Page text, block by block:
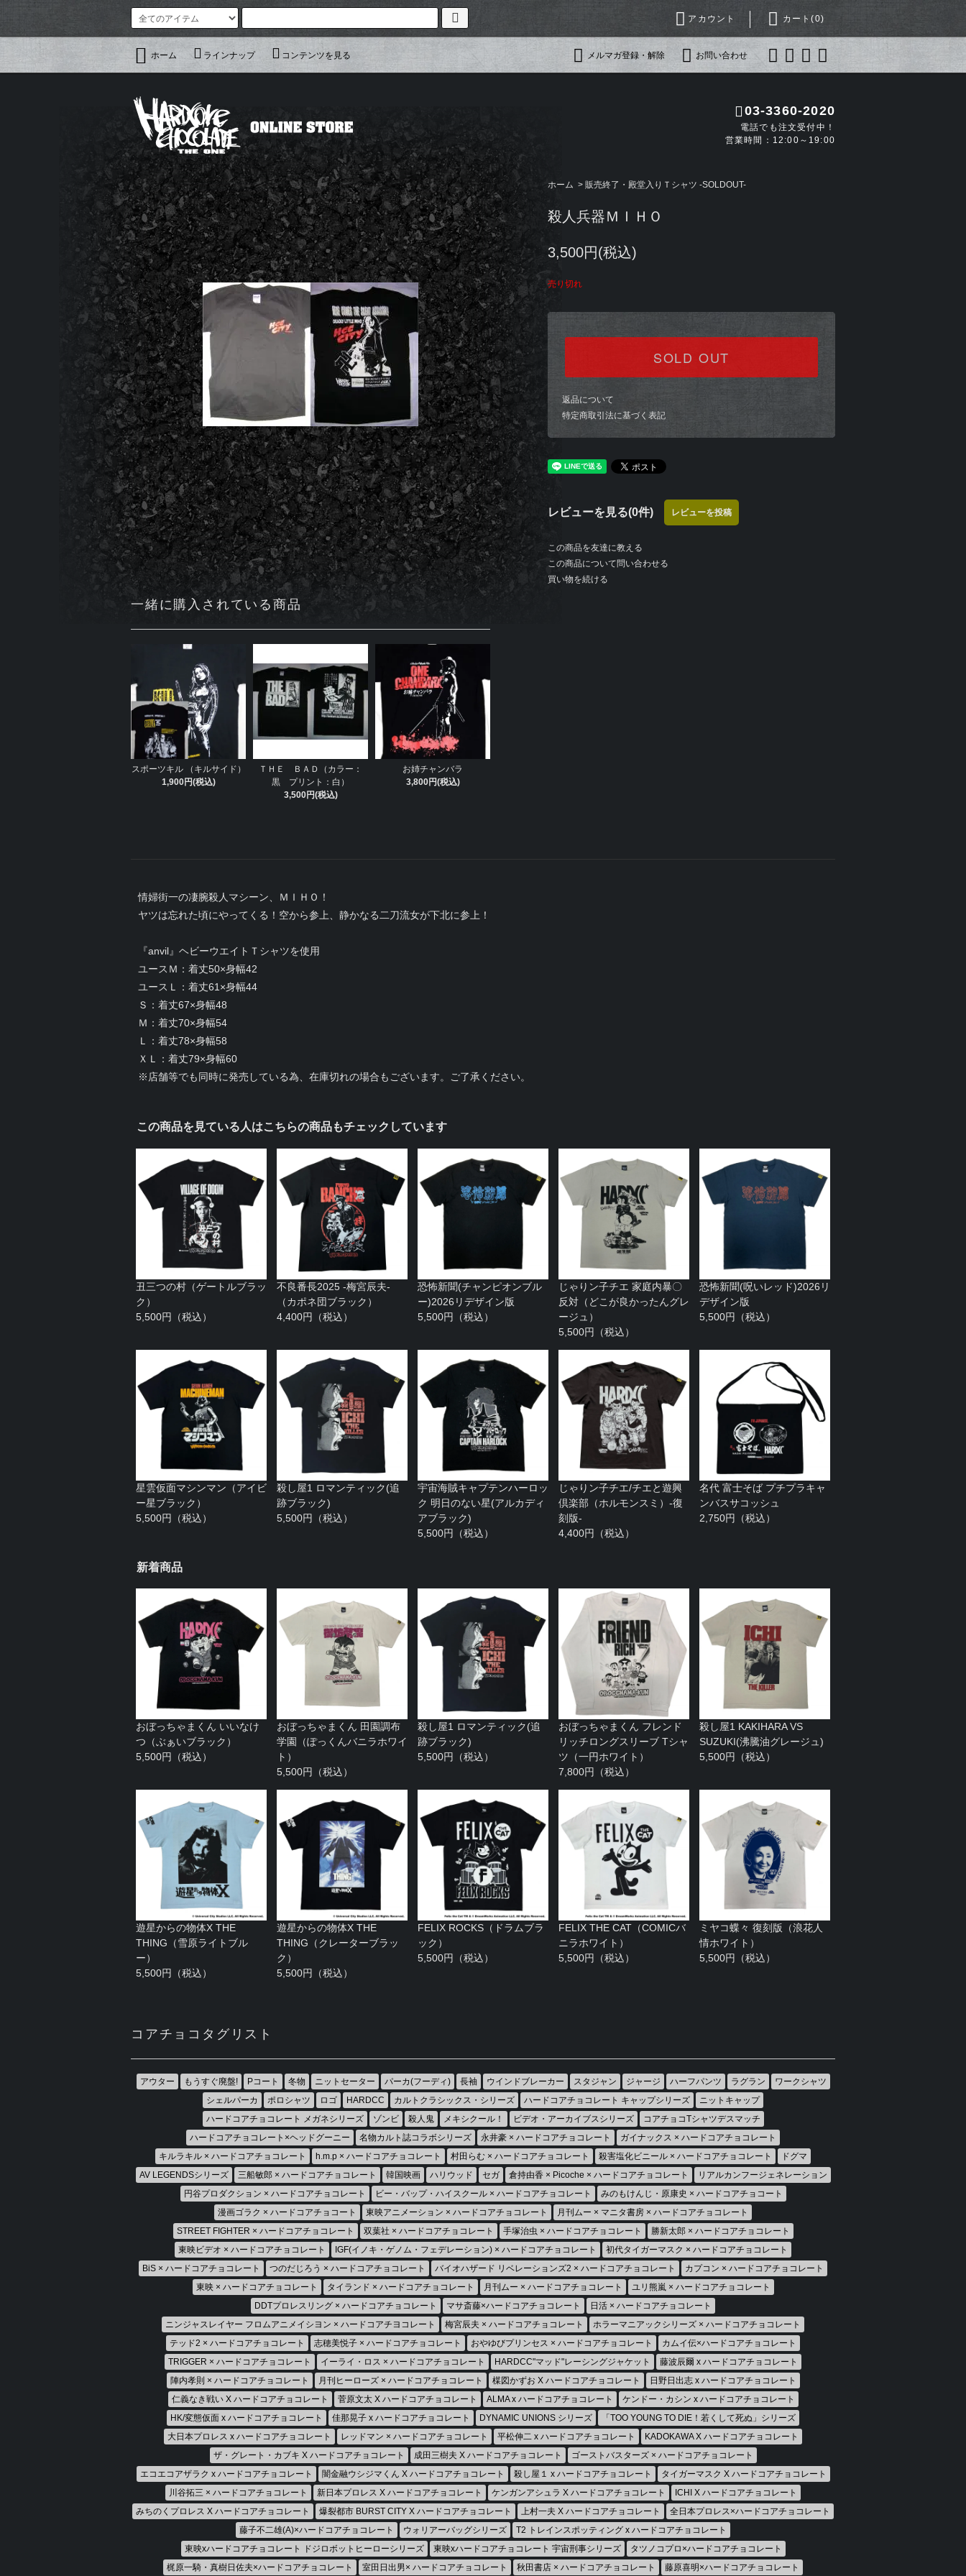
アカウント カート(0)
ホーム ラインナップ コンテンツを見る メルマガ登録・解除 お問い合わせ
03-3360-2020
電話でも注文受付中！
営業時間：12:00～19:00
一緒に購入されている商品
スポーツキル （キルサイド）
1,900円(税込)
ＴＨＥ ＢＡＤ（カラー：
黒 プリント：白）
3,500円(税込)
お姉チャンバラ
3,800円(税込)
ホーム > 販売終了・殿堂入りＴシャツ -SOLDOUT-
殺人兵器ＭＩＨＯ
3,500円(税込)
売り切れ
SOLD OUT
返品について
特定商取引法に基づく表記
レビューを見る(0件) レビューを投稿
この商品を友達に教える
この商品について問い合わせる
買い物を続ける
情婦街一の凄腕殺人マシーン、ＭＩＨＯ！
ヤツは忘れた頃にやってくる！空から参上、静かなる二刀流女が下北に参上！
『anvil』ヘビーウエイトＴシャツを使用
ユースＭ：着丈50×身幅42
ユースＬ：着丈61×身幅44
Ｓ：着丈67×身幅48
Ｍ：着丈70×身幅54
Ｌ：着丈78×身幅58
ＸＬ：着丈79×身幅60
※店舗等でも同時に発売している為、在庫切れの場合もございます。ご了承ください。
この商品を見ている人はこちらの商品もチェックしています
丑三つの村（ゲートルブラッ
ク）
5,500円（税込）
不良番長2025 -梅宮辰夫-
（カポネ団ブラック）
4,400円（税込）
恐怖新聞(チャンピオンブル
ー)2026リデザイン版
5,500円（税込）
じゃりン子チエ 家庭内暴〇
反対（どこが良かったんグレ
ージュ）
5,500円（税込）
恐怖新聞(呪いレッド)2026リ
デザイン版
5,500円（税込）
星雲仮面マシンマン（アイビ
ー星ブラック）
5,500円（税込）
殺し屋1 ロマンティック(追
跡ブラック)
5,500円（税込）
宇宙海賊キャプテンハーロッ
ク 明日のない星(アルカディ
アブラック)
5,500円（税込）
じゃりン子チエ/チエと遊興
倶楽部（ホルモンスミ）-復
刻版-
4,400円（税込）
名代 富士そば プチプラキャ
ンバスサコッシュ
2,750円（税込）
新着商品
おぼっちゃまくん いいなけ
つ（ぶぁいブラック）
5,500円（税込）
おぼっちゃまくん 田園調布
学園（ぽっくんバニラホワイ
ト）
5,500円（税込）
殺し屋1 ロマンティック(追
跡ブラック)
5,500円（税込）
おぼっちゃまくん フレンド
リッチロングスリーブ Tシャ
ツ（一円ホワイト）
7,800円（税込）
殺し屋1 KAKIHARA VS
SUZUKI(沸騰油グレージュ)
5,500円（税込）
遊星からの物体X THE
THING（雪原ライトブル
ー）
5,500円（税込）
遊星からの物体X THE
THING（クレーターブラッ
ク）
5,500円（税込）
FELIX ROCKS（ドラムブラ
ック）
5,500円（税込）
FELIX THE CAT（COMICバ
ニラホワイト）
5,500円（税込）
ミヤコ蝶々 復刻版（浪花人
情ホワイト）
5,500円（税込）
コアチョコタグリスト
アウター もうすぐ廃盤! Pコート 冬物 ニットセーター パーカ(フーディ) 長袖 ウインドブレーカー スタジャン ジャージ ハーフパンツ ラグラン
ワークシャツ
シェルパーカ
ポロシャツ ロゴ HARDCC カルトクラシックス・シリーズ ハードコアチョコレート キャップシリーズ
ニットキャップ
ハードコアチョコレート メガネシリーズ
ゾンビ 殺人鬼 メキシクール！ ビデオ・アーカイブスシリーズ
コアチョコTシャツデスマッチ
ハードコアチョコレート×ヘッドグーニー
名物カルト誌コラボシリーズ 永井豪 × ハードコアチョコレート
ガイナックス × ハードコアチョコレート
キルラキル × ハードコアチョコレート
h.m.p × ハードコアチョコレート 村田らむ × ハードコアチョコレート 殺害塩化ビニール × ハードコアチョコレート
ドグマ
AV LEGENDSシリーズ
三船敏郎 × ハードコアチョコレート 韓国映画 ハリウッド セガ 倉持由香 × Picoche × ハードコアチョコレート
リアルカンフージェネレーション
円谷プロダクション × ハードコアチョコレート
ビー・バップ・ハイスクール × ハードコアチョコレート
みのもけんじ・原康史 × ハードコアチョコート
漫画ゴラク × ハードコアチョコート
東映アニメーション × ハードコアチョコレート
月刊ムー × マニタ書房 × ハードコアチョコレート
STREET FIGHTER × ハードコアチョコレート
双葉社 × ハードコアチョコレート 手塚治虫 × ハードコアチョコレート
勝新太郎 × ハードコアチョコレート
東映ビデオ × ハードコアチョコレート
IGF(イノキ・ゲノム・フェデレーション) × ハードコアチョコレート
初代タイガーマスク × ハードコアチョコレート
BiS × ハードコアチョコレート
つのだじろう × ハードコアチョコレート バイオハザード リベレーションズ2 × ハードコアチョコレート
カプコン × ハードコアチョコレート
東映 × ハードコアチョコレート
タイランド × ハードコアチョコレート 月刊ムー × ハードコアチョコレート
ユリ熊嵐 × ハードコアチョコレート
DDTプロレスリング × ハードコアチョコレート
マサ斎藤×ハードコアチョコレート
日活 × ハードコアチョコレート
ニンジャスレイヤー フロムアニメイシヨン × ハードコアチヨコレート
梅宮辰夫 × ハードコアチョコレート
ホラーマニアックシリーズ × ハードコアチョコレート
テッド2 × ハードコアチョコレート
志穂美悦子 × ハードコアチョコレート おやゆびプリンセス × ハードコアチョコレート
カムイ伝×ハードコアチョコレート
TRIGGER × ハードコアチョコレート
イーライ・ロス × ハードコアチョコレート HARDCC"マッド"レーシングジャケット
藤波辰爾 x ハードコアチョコレート
陣内孝則 × ハードコアチョコレート
月刊ヒーローズ × ハードコアチョコレート 楳図かずお X ハードコアチョコレート
日野日出志 x ハードコアチョコレート
仁義なき戦い X ハードコアチョコレート
菅原文太 X ハードコアチョコレート ALMA x ハードコアチョコレート
ケンドー・カシン x ハードコアチョコレート
HK/変態仮面 x ハードコアチョコレート
佳那晃子 x ハードコアチョコレート DYNAMIC UNIONS シリーズ
「TOO YOUNG TO DIE！若くして死ぬ」シリーズ
大日本プロレス x ハードコアチョコレート
レッドマン × ハードコアチョコレート 平松伸二 x ハードコアチョコレート
KADOKAWA X ハードコアチョコレート
ザ・グレート・カブキ X ハードコアチョコレート
成田三樹夫 X ハードコアチョコレート
ゴーストバスターズ × ハードコアチョコレート
エコエコアザラク x ハードコアチョコレート
闇金融ウシジマくん X ハードコアチョコレート 殺し屋１ x ハードコアチョコレート
タイガーマスク X ハードコアチョコレート
川谷拓三 × ハードコアチョコレート
新日本プロレス X ハードコアチョコレート ケンガンアシュラ X ハードコアチョコレート
ICHI X ハードコアチョコレート
みちのくプロレス X ハードコアチョコレート
爆裂都市 BURST CITY X ハードコアチョコレート 上村一夫 X ハードコアチョコレート
全日本プロレス×ハードコアチョコレート
藤子不二雄(A)×ハードコアチョコレート
ウォリアーバッグシリーズ
T2 トレインスポッティング x ハードコアチョコレート
東映xハードコアチョコレート ドジロボットヒーローシリーズ
東映xハードコアチョコレート 宇宙刑事シリーズ
タツノコプロ×ハードコアチョコレート
梶原一騎・真樹日佐夫×ハードコアチョコレート
室田日出男× ハードコアチョコレート 秋田書店 × ハードコアチョコレート 藤原喜明×ハードコアチョコレート